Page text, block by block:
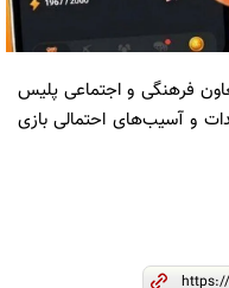
فرهنگی و اجتماعی پلیس
و آسیب‌های احتمالی بازی